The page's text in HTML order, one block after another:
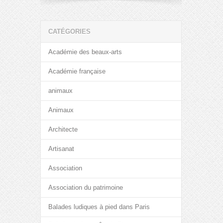
CATÉGORIES
Académie des beaux-arts
Académie française
animaux
Animaux
Architecte
Artisanat
Association
Association du patrimoine
Balades ludiques à pied dans Paris